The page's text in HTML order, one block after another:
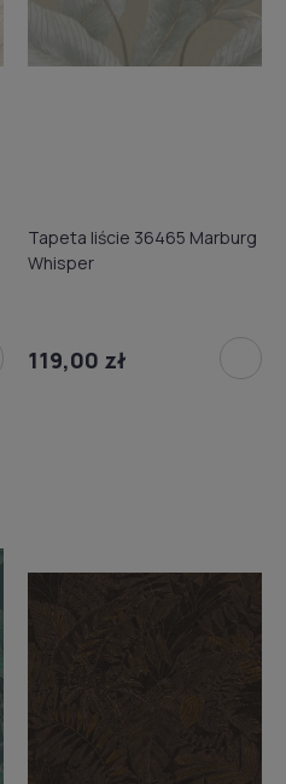
Tapeta liście 36465 Marburg
Whisper
119,00 zł